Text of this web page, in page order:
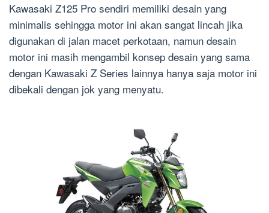
Kawasaki Z125 Pro sendiri memiliki desain yang
minimalis sehingga motor ini akan sangat lincah jika
digunakan di jalan macet perkotaan, namun desain
motor ini masih mengambil konsep desain yang sama
dengan Kawasaki Z Series lainnya hanya saja motor ini
dibekali dengan jok yang menyatu.